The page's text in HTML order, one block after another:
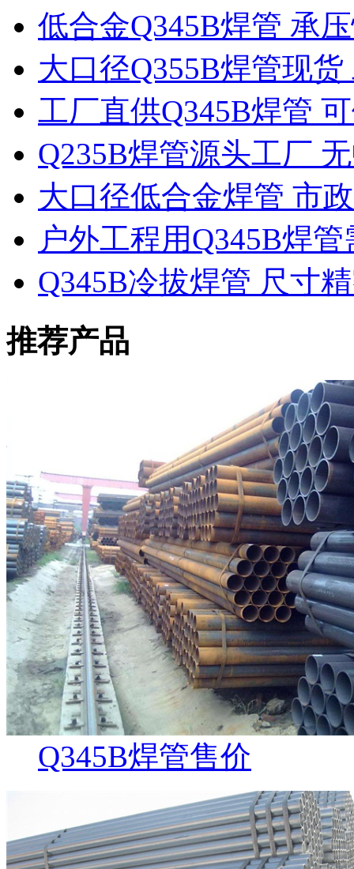
低合金Q345B焊管 承
大口径Q355B焊管现
工厂直供Q345B焊管
Q235B焊管源头工厂
大口径低合金焊管 市
户外工程用Q345B焊
Q345B冷拔焊管 尺寸
推荐产品
Q345B焊管售价